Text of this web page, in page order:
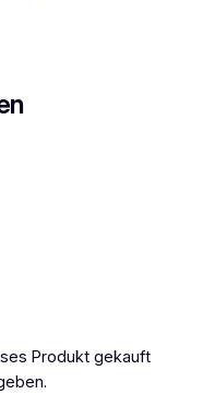
Produkt gekauft